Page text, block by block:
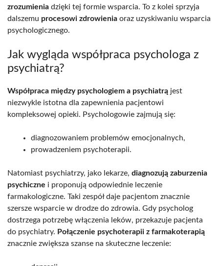
zrozumienia dzięki tej formie wsparcia. To z kolei sprzyja
dalszemu procesowi zdrowienia oraz uzyskiwaniu wsparcia
psychologicznego.
Jak wygląda współpraca psychologa z
psychiatrą?
Współpraca między psychologiem a psychiatrą jest
niezwykle istotna dla zapewnienia pacjentowi
kompleksowej opieki. Psychologowie zajmują się:
diagnozowaniem problemów emocjonalnych,
prowadzeniem psychoterapii.
Natomiast psychiatrzy, jako lekarze, diagnozują zaburzenia
psychiczne i proponują odpowiednie leczenie
farmakologiczne. Taki zespół daje pacjentom znacznie
szersze wsparcie w drodze do zdrowia. Gdy psycholog
dostrzega potrzebę włączenia leków, przekazuje pacjenta
do psychiatry. Połączenie psychoterapii z farmakoterapią
znacznie zwiększa szanse na skuteczne leczenie: